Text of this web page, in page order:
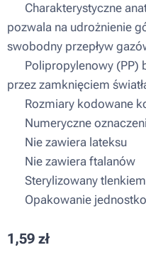
▪ Charakterystyczne
pozwala na udrożnienie
swobodny przepływ
▪ Polipropylenowy (PP)
przez zamknięciem
▪ Rozmiary kodowane
▪ Numeryczne
▪ Nie zawiera lateksu
▪ Nie zawiera ftalanów
▪ Sterylizowany
▪ Opakowanie
1,59 zł